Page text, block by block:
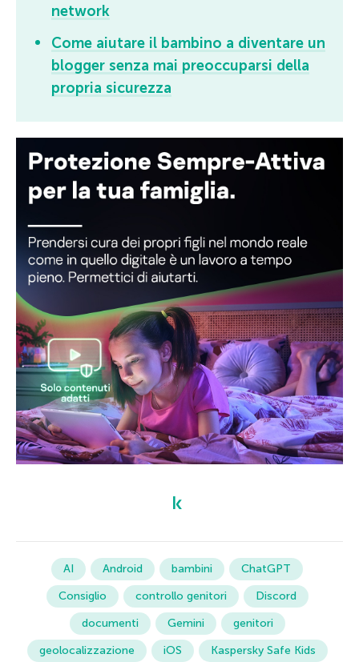
network
Come aiutare il bambino a diventare un
blogger senza mai preoccuparsi della
propria sicurezza
AI Android bambini
ChatGPT
Consiglio
controllo genitori
Discord
documenti
Gemini
genitori
geolocalizzazione
iOS Kaspersky Safe Kids